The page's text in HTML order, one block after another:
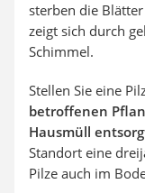
sterben die
zeigt sich durch
Schimmel.
Stellen Sie eine
betroffenen
Hausmüll
Standort eine
Pilze auch im